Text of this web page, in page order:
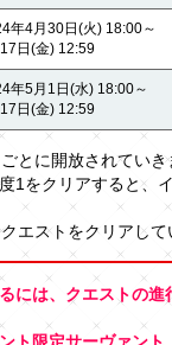
年4月30日(火) 18:00～
日(金) 12:59
年5月1日(水) 18:00～
日(金) 12:59
とに開放されていき
1をクリアすると、
エストをクリアし
には、クエストの進
ト限定サーヴァン